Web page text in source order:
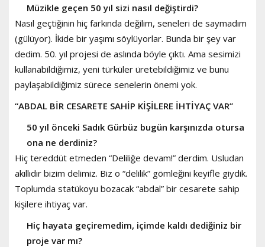
Müzikle geçen 50 yıl sizi nasıl değiştirdi?
Nasıl geçtiğinin hiç farkında değilim, seneleri de saymadım
(gülüyor). İkide bir yaşımı söylüyorlar. Bunda bir şey var
dedim. 50. yıl projesi de aslında böyle çıktı. Ama sesimizi
kullanabildiğimiz, yeni türküler üretebildiğimiz ve bunu
paylaşabildiğimiz sürece senelerin önemi yok.
“ABDAL BİR CESARETE SAHİP KİŞİLERE İHTİYAÇ VAR”
50 yıl önceki Sadık Gürbüz bugün karşınızda otursa
ona ne derdiniz?
Hiç tereddüt etmeden “Deliliğe devam!” derdim. Usludan
akıllıdır bizim delimiz. Biz o “delilik” gömleğini keyifle giydik.
Toplumda statükoyu bozacak “abdal” bir cesarete sahip
kişilere ihtiyaç var.
Hiç hayata geçiremedim, içimde kaldı dediğiniz bir
proje var mı?